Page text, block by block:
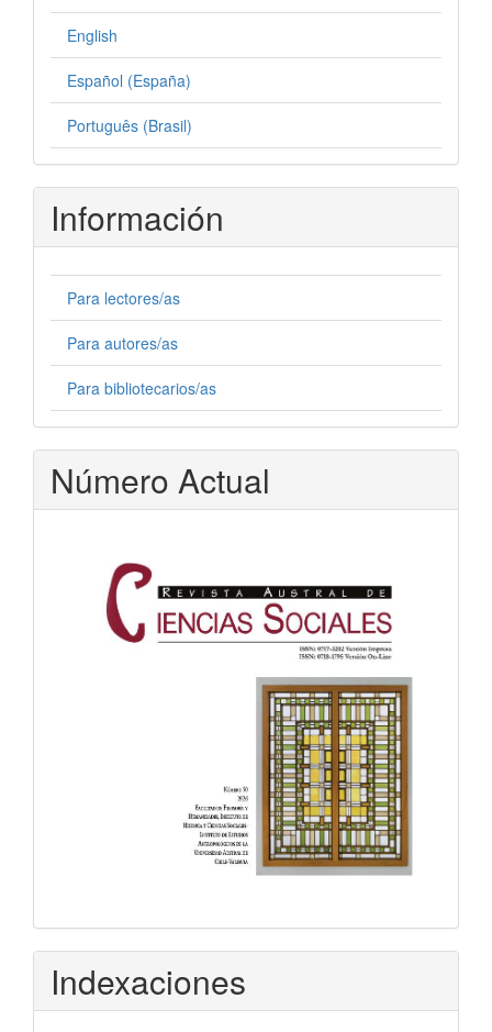
English
Español (España)
Português (Brasil)
Información
Para lectores/as
Para autores/as
Para bibliotecarios/as
Número Actual
Indexaciones